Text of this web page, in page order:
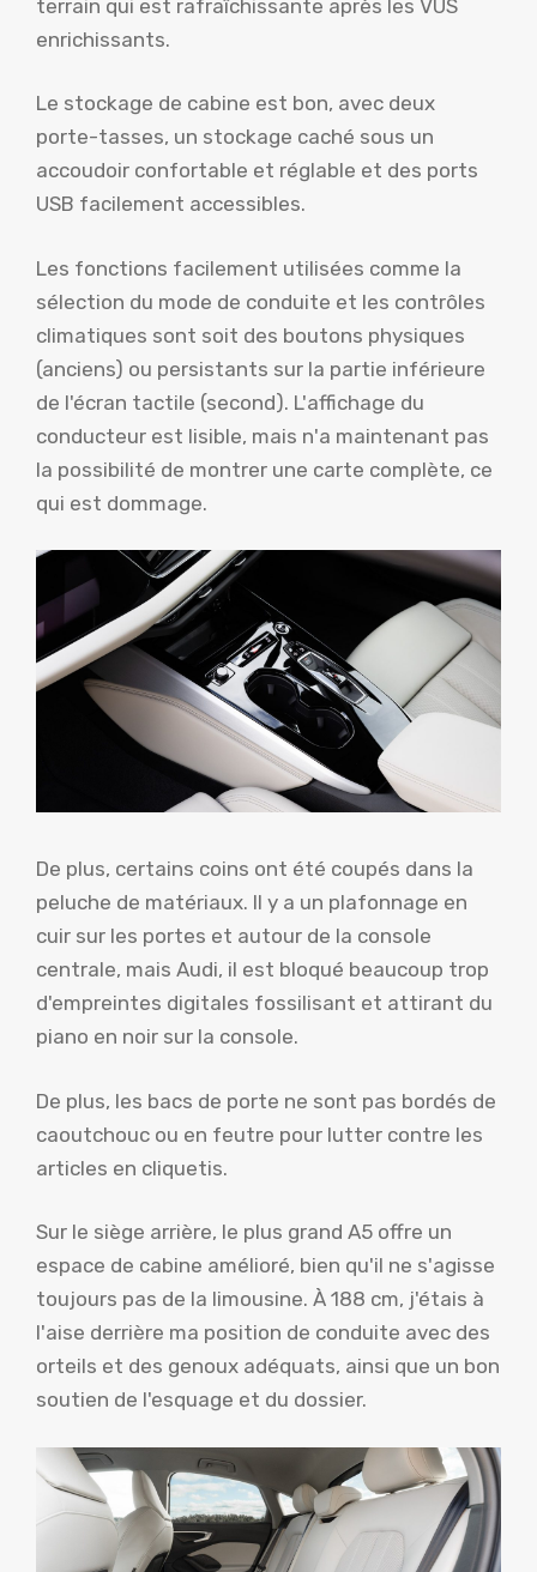
terrain qui est rafraîchissante après les VUS
enrichissants.
Le stockage de cabine est bon, avec deux
porte-tasses, un stockage caché sous un
accoudoir confortable et réglable et des ports
USB facilement accessibles.
Les fonctions facilement utilisées comme la
sélection du mode de conduite et les contrôles
climatiques sont soit des boutons physiques
(anciens) ou persistants sur la partie inférieure
de l'écran tactile (second). L'affichage du
conducteur est lisible, mais n'a maintenant pas
la possibilité de montrer une carte complète, ce
qui est dommage.
De plus, certains coins ont été coupés dans la
peluche de matériaux. Il y a un plafonnage en
cuir sur les portes et autour de la console
centrale, mais Audi, il est bloqué beaucoup trop
d'empreintes digitales fossilisant et attirant du
piano en noir sur la console.
De plus, les bacs de porte ne sont pas bordés de
caoutchouc ou en feutre pour lutter contre les
articles en cliquetis.
Sur le siège arrière, le plus grand A5 offre un
espace de cabine amélioré, bien qu'il ne s'agisse
toujours pas de la limousine. À 188 cm, j'étais à
l'aise derrière ma position de conduite avec des
orteils et des genoux adéquats, ainsi que un bon
soutien de l'esquage et du dossier.